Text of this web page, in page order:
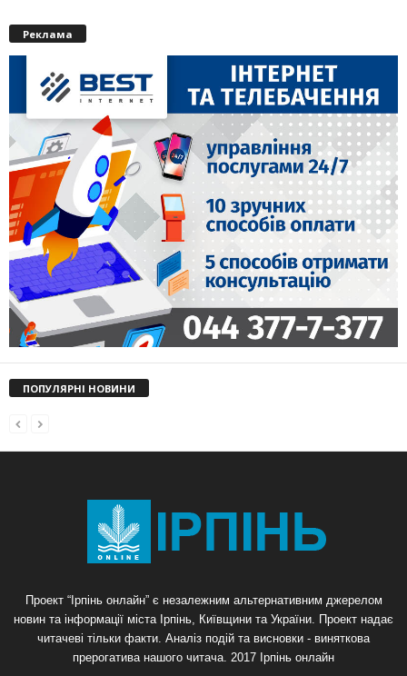
Реклама
ПОПУЛЯРНІ НОВИНИ
Проект “Ірпінь онлайн” є незалежним альтернативним джерелом
новин та інформації міста Ірпінь, Київщини та України. Проект надає
читачеві тільки факти. Аналіз подій та висновки - виняткова
прерогатива нашого читача. 2017 Ірпінь онлайн